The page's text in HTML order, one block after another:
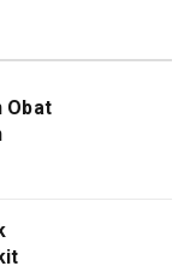
Obat